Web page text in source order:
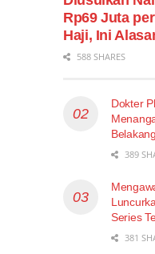
Rp69 Juta
Haji, Ini
588 SHARES
Dokter
Belakang
389
Series
381